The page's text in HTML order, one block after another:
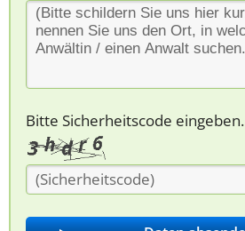
Bitte Sicherheitscode eingeben.